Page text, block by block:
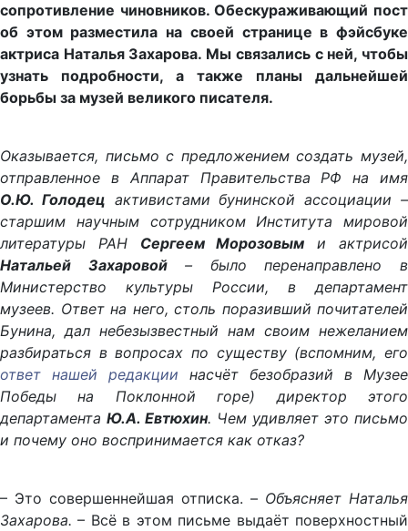
сопротивление чиновников. Обескураживающий пост
об этом разместила на своей странице в фэйсбуке
актриса Наталья Захарова. Мы связались с ней, чтобы
узнать подробности, а также планы дальнейшей
борьбы за музей великого писателя.
Оказывается, письмо с предложением создать музей,
отправленное в Аппарат Правительства РФ на имя
О.Ю. Голодец активистами бунинской ассоциации –
старшим научным сотрудником Института мировой
литературы РАН Сергеем Морозовым и актрисой
Натальей Захаровой– было перенаправлено в
Министерство культуры России, в департамент
музеев. Ответ на него, столь поразивший почитателей
Бунина, дал небезызвестный нам своим нежеланием
разбираться в вопросах по существу (вспомним, его
ответ нашей редакции насчёт безобразий в Музее
Победы на Поклонной горе) директор этого
департамента Ю.А. Евтюхин. Чем удивляет это письмо
и почему оно воспринимается как отказ?
– Это совершеннейшая отписка. – Объясняет Наталья
Захарова. – Всё в этом письме выдаёт поверхностный